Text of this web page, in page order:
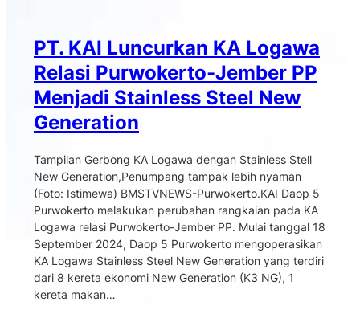
PT. KAI Luncurkan KA Logawa
Relasi Purwokerto-Jember PP
Menjadi Stainless Steel New
Generation
Tampilan Gerbong KA Logawa dengan Stainless Stell
New Generation,Penumpang tampak lebih nyaman
(Foto: Istimewa) BMSTVNEWS-Purwokerto.KAI Daop 5
Purwokerto melakukan perubahan rangkaian pada KA
Logawa relasi Purwokerto-Jember PP. Mulai tanggal 18
September 2024, Daop 5 Purwokerto mengoperasikan
KA Logawa Stainless Steel New Generation yang terdiri
dari 8 kereta ekonomi New Generation (K3 NG), 1
kereta makan…